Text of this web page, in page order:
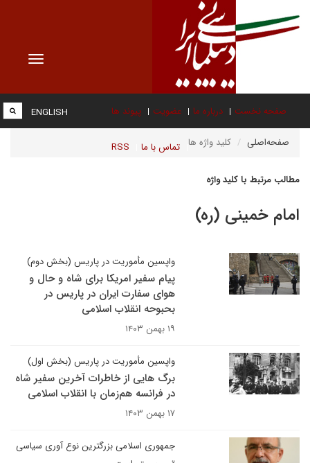
Toggle
صفحه نخست درباره ما عضویت پیوند ها
تماس با ما RSS
ENGLISH
صفحه‌اصلی کلید واژه ها
مطالب مرتبط با کلید واژه
امام خمینی (ره)
واپسین مأموریت در پاریس (بخش دوم)
پیام سفیر امریکا برای شاه و حال و
هوای سفارت ایران در پاریس در
بحبوحه انقلاب اسلامی
۱۹ بهمن ۱۴۰۳
واپسین مأموریت در پاریس (بخش اول)
برگ هایی از خاطرات آخرین سفیر شاه
در فرانسه هم‌زمان با انقلاب اسلامی
۱۷ بهمن ۱۴۰۳
جمهوری اسلامی بزرگترین نوع آوری سیاسی